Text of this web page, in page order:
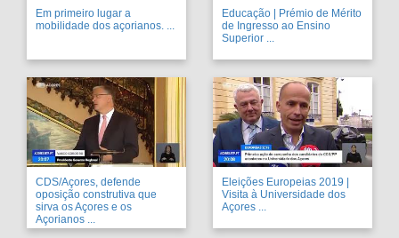
Em primeiro lugar a
mobilidade dos açorianos. ...
Educação | Prémio de Mérito
de Ingresso ao Ensino
Superior ...
CDS/Açores, defende
oposição construtiva que
sirva os Açores e os
Açorianos ...
Eleições Europeias 2019 |
Visita à Universidade dos
Açores ...